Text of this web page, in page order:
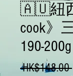
🇦🇺紐
cook》
190-200g
HK$148.00